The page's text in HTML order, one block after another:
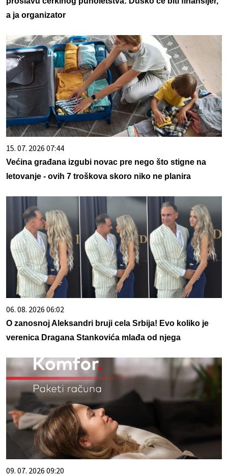
a ja organizator
15. 07. 2026 07:44
Većina građana izgubi novac pre nego što stigne na
letovanje - ovih 7 troškova skoro niko ne planira
06. 08. 2026 06:02
O zanosnoj Aleksandri bruji cela Srbija! Evo koliko je
verenica Dragana Stankovića mlađa od njega
09. 07. 2026 09:20